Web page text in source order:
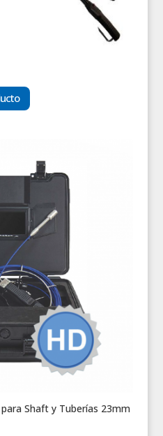
Shaft y Tuberías 23mm